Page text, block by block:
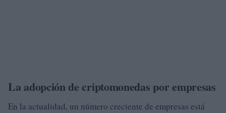
La adopción de criptomonedas por empresas
En la actualidad, un número creciente de empresas está